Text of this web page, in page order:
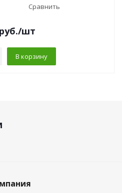
Сравнить
/шт
В корзину